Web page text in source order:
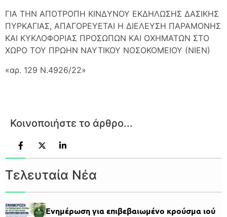
ΓΙΑ ΤΗΝ ΑΠΟΤΡΟΠΗ ΚΙΝΔΥΝΟΥ ΕΚΔΗΛΩΣΗΣ ΔΑΣΙΚΗΣ
ΠΥΡΚΑΓΙΑΣ, ΑΠΑΓΟΡΕΥΕΤΑΙ Η ΔΙΕΛΕΥΣΗ ΠΑΡΑΜΟΝΗΣ
ΚΑΙ ΚΥΚΛΟΦΟΡΙΑΣ ΠΡΟΣΩΠΩΝ ΚΑΙ ΟΧΗΜΑΤΩΝ ΣΤΟ
ΧΩΡΟ ΤΟΥ ΠΡΩΗΝ ΝΑΥΤΙΚΟΥ ΝΟΣΟΚΟΜΕΙΟΥ (ΝΙΕΝ)
«αρ. 129 Ν.4926/22»
Κοινοποιήστε το άρθρο...
Τελευταία Νέα
Ενημέρωση για επιβεβαιωμένο κρούσμα ιού